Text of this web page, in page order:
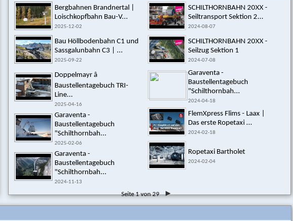
Bergbahnen Brandnertal |
Loischkopfbahn Bau-V...
2025-12-02
Bau Höllbodenbahn C1 und
Sassgalunbahn C3 | ...
2025-09-22
Doppelmayr â
Baustellentagebuch TRI-
Line...
2025-04-16
Garaventa -
Baustellentagebuch
"Schilthornbah...
2025-02-06
Garaventa -
Baustellentagebuch
"Schilthornbah...
2024-11-13
SCHILTHORNBAHN 20XX -
Seiltransport Sektion 2...
2024-08-07
SCHILTHORNBAHN 20XX -
Seilzug Sektion 1
2024-07-08
Garaventa -
Baustellentagebuch
"Schilthornbah...
2024-04-18
FlemXpress Flims - Laax |
Das erste Ropetaxi ...
2024-02-18
Ropetaxi Bartholet
2024-02-04
Seite 1 von 29